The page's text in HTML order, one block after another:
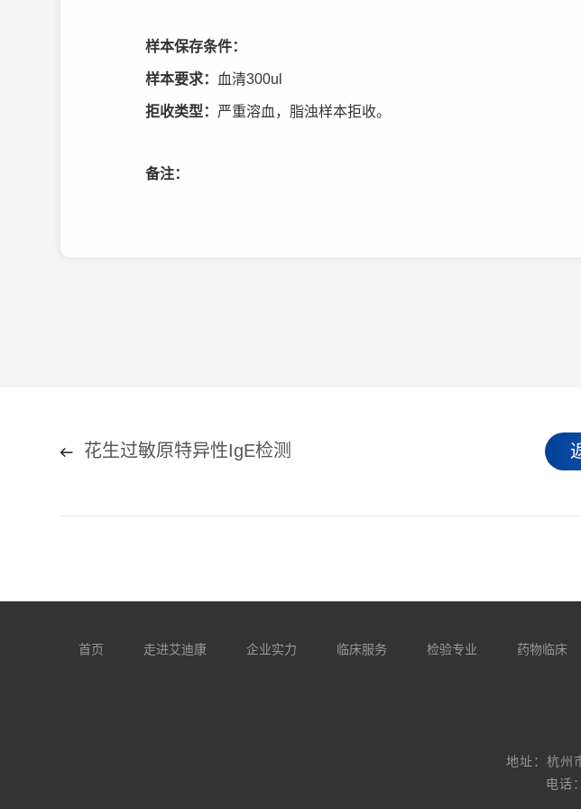
样本保存条件：
样本要求： 血清300ul
拒收类型： 严重溶血，脂浊样本拒收。
备注：
花生过敏原特异性IgE检测
首页 走进艾迪康 企业实力 临床服务 检验专业 药物临床
地址：杭州
电话